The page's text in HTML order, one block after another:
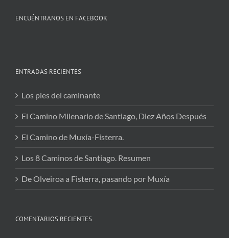
ENCUÉNTRANOS EN FACEBOOK
ENTRADAS RECIENTES
Los pies del caminante
El Camino Milenario de Santiago, Diez Años Después
El Camino de Muxía-Fisterra.
Los 8 Caminos de Santiago. Resumen
De Olveiroa a Fisterra, pasando por Muxía
COMENTARIOS RECIENTES